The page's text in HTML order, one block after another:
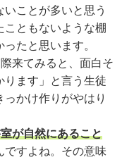
ことが多いと思う
ともないような棚
たと思います。
来てみると、面白そ
ります」と言う生徒
かけ作りがやはり
が自然にあること
ですよね。その意味